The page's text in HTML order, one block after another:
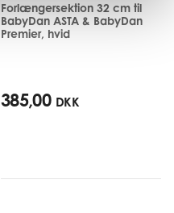
Forlængersektion 32 cm til
BabyDan ASTA & BabyDan
Premier, hvid
385,00 DKK